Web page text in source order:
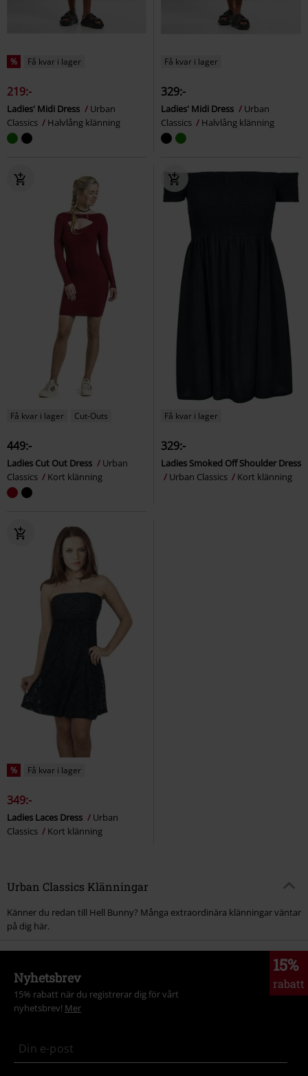
% Få kvar i lager
219:-
Ladies' Midi Dress
Urban
Classics
Halvlång klänning
Få kvar i lager
329:-
Ladies' Midi Dress
Urban
Classics
Halvlång klänning
Få kvar i lager Cut-Outs
449:-
Ladies Cut Out Dress
Urban
Classics
Kort klänning
Få kvar i lager
329:-
Ladies Smoked Off Shoulder Dress
Urban Classics
Kort klänning
% Få kvar i lager
349:-
Ladies Laces Dress
Urban
Classics
Kort klänning
Urban Classics Klänningar
Känner du redan till Hell Bunny? Många extraordinära klänningar väntar
på dig här.
15%
rabatt
Nyhetsbrev
15% rabatt när du registrerar dig för vårt
nyhetsbrev! Mer